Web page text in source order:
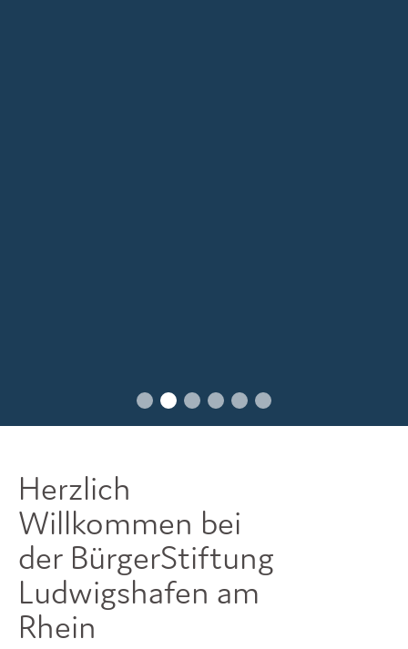
Herzlich
Willkommen bei
der BürgerStiftung
Ludwigshafen am
Rhein